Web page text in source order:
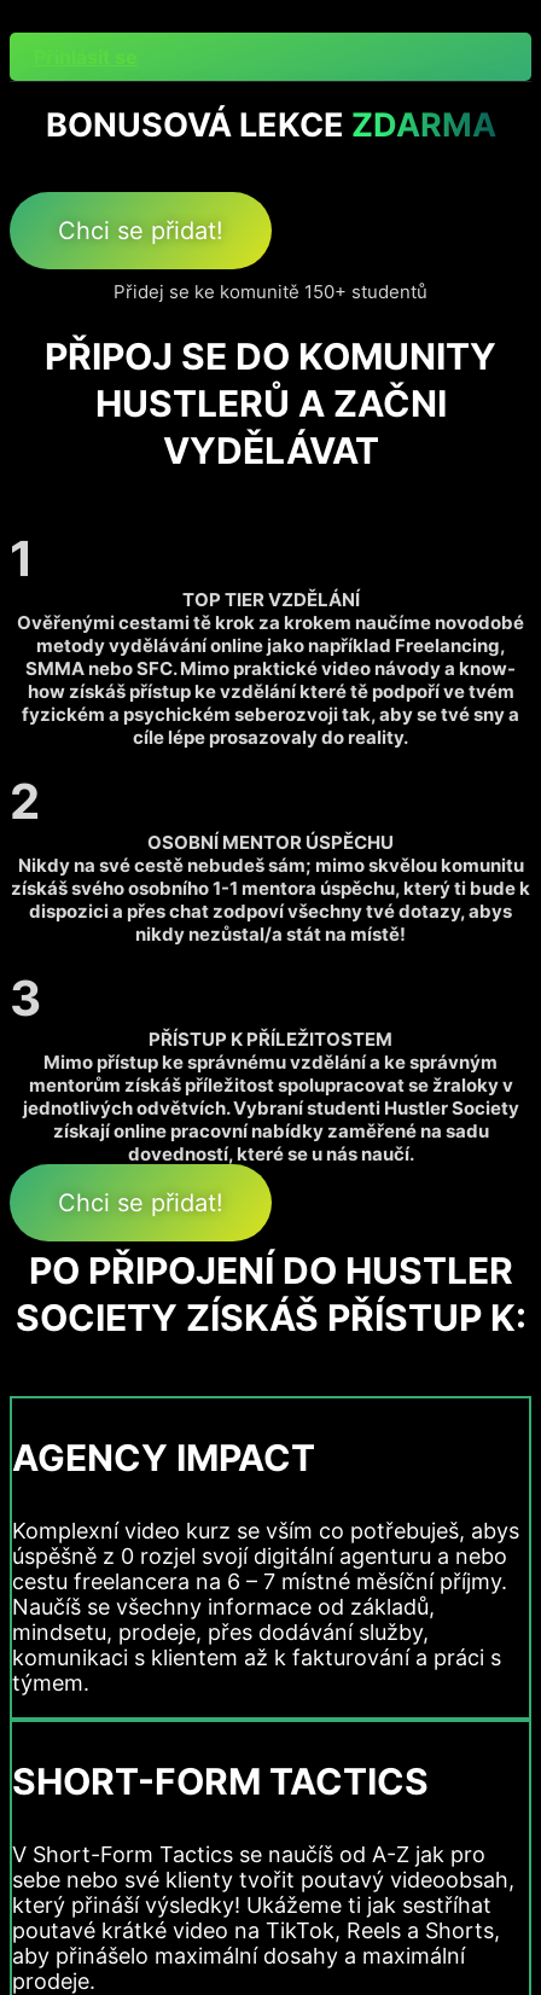
k
BONUSOVÁ LEKCE ZDARMA
Chci se přidat!
Přidej se ke komunitě 150+ studentů
PŘIPOJ SE DO KOMUNITY
HUSTLERŮ A ZAČNI
VYDĚLÁVAT
1
TOP TIER VZDĚLÁNÍ
Ověřenými cestami tě krok za krokem naučíme novodobé
metody vydělávání online jako například Freelancing,
SMMA nebo SFC. Mimo praktické video návody a know-
how získáš přístup ke vzdělání které tě podpoří ve tvém
fyzickém a psychickém seberozvoji tak, aby se tvé sny a
cíle lépe prosazovaly do reality.
2
OSOBNÍ MENTOR ÚSPĚCHU
Nikdy na své cestě nebudeš sám; mimo skvělou komunitu
získáš svého osobního 1-1 mentora úspěchu, který ti bude k
dispozici a přes chat zodpoví všechny tvé dotazy, abys
nikdy nezůstal/a stát na místě!
3
PŘÍSTUP K PŘÍLEŽITOSTEM
Mimo přístup ke správnému vzdělání a ke správným
mentorům získáš příležitost spolupracovat se žraloky v
jednotlivých odvětvích. Vybraní studenti Hustler Society
získají online pracovní nabídky zaměřené na sadu
dovedností, které se u nás naučí.
Chci se přidat!
PO PŘIPOJENÍ DO HUSTLER
SOCIETY ZÍSKÁŠ PŘÍSTUP K:
AGENCY IMPACT
Komplexní video kurz se vším co potřebuješ, abys
úspěšně z 0 rozjel svojí digitální agenturu a nebo
cestu freelancera na 6 – 7 místné měsíční příjmy.
Naučíš se všechny informace od základů,
mindsetu, prodeje, přes dodávání služby,
komunikaci s klientem až k fakturování a práci s
týmem.
SHORT-FORM TACTICS
V Short-Form Tactics se naučíš od A-Z jak pro
sebe nebo své klienty tvořit poutavý videoobsah,
který přináší výsledky! Ukážeme ti jak sestříhat
poutavé krátké video na TikTok, Reels a Shorts,
aby přinášelo maximální dosahy a maximální
prodeje.